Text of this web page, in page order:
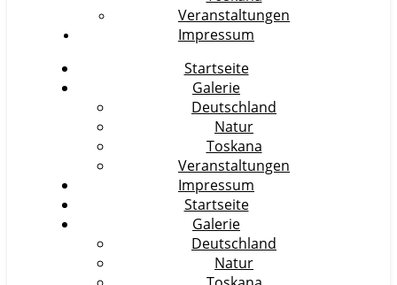
Veranstaltungen
Impressum
Startseite
Galerie
Deutschland
Natur
Toskana
Veranstaltungen
Impressum
Startseite
Galerie
Deutschland
Natur